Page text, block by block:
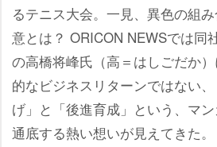
るテニス大会。一見、異色の組
意とは？ ORICON NEWSでは同
の高橋将峰氏（高＝はしごだか
的なビジネスリターンではない
げ」と「後進育成」という、マ
通底する熱い想いが見えてきた。